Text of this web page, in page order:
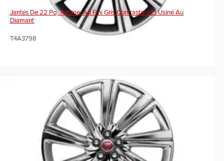
Jantes De 22 Po, Turbine, Au Fini Gris Contrastant Et Usiné Au
Diamant
T4A3798